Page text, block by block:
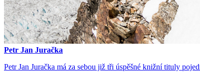
Petr Jan Juračka
Petr Jan Juračka má za sebou již tři úspěšné knižní tituly